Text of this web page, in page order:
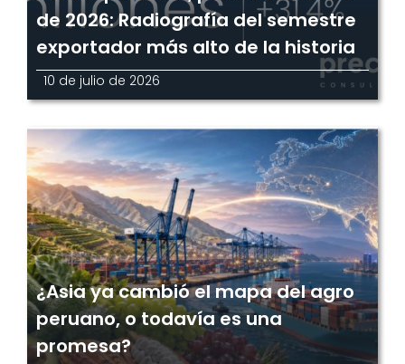
de 2026: Radiografía del semestre
exportador más alto de la historia
10 de julio de 2026
¿Asia ya cambió el mapa del agro
peruano, o todavía es una
promesa?